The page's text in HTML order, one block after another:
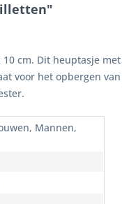
cm. Dit heuptasje
voor het opbergen
Mannen,